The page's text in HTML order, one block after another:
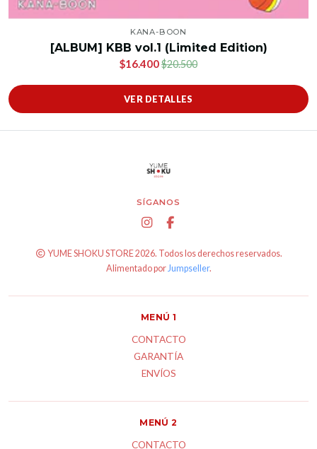
KANA-BOON
[ALBUM] KBB vol.1 (Limited Edition)
$16.400$20.500
VER DETALLES
SÍGANOS
YUME SHOKU STORE 2026. Todos los derechos reservados.
Alimentado porJumpseller.
MENÚ 1
CONTACTO
GARANTÍA
ENVÍOS
MENÚ 2
CONTACTO